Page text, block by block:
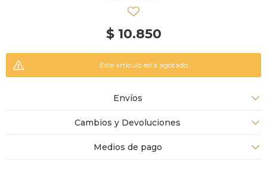
$ 10.850
Este artículo está agotado.
Envíos
Cambios y Devoluciones
Medios de pago